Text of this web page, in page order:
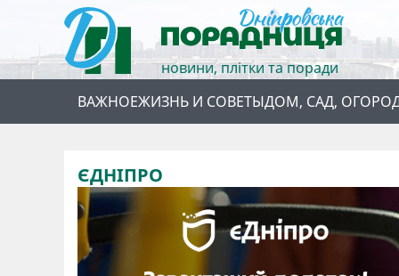
новини, плітки та поради
ВАЖНОЕЖИЗНЬ И СОВЕТЫДОМ, САД,
ЄДНІПРО